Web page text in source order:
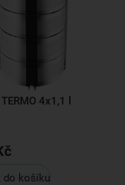
4x1,1 l
do košíku